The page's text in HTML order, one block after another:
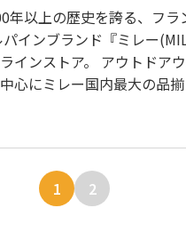
年以上の歴史を誇る、フラ
インブランド『ミレー
インストア。 アウトドア
心にミレー国内最大の品揃
1 2